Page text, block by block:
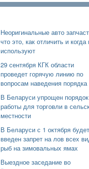
Неоригинальные авто
что это, как отличить и когда
используют
29 сентября КГК области
проведет горячую линию по
вопросам наведения порядка
В Беларуси упрощен порядок
работы для торговли в
местности
В Беларуси с 1 октября будет
введен запрет на лов всех
рыб на зимовальных ямах
Выездное заседание во